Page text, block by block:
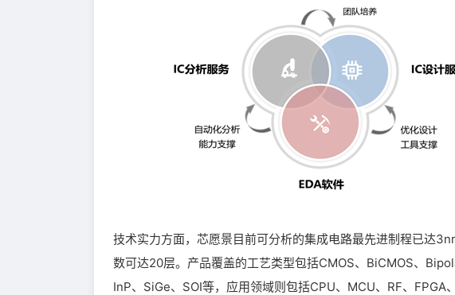
技术实力方面，芯愿景目前可分析的集成电路最先进制程已达
数可达20层。产品覆盖的工艺类型包括CMOS、BiCMOS、
InP、SiGe、SOI等，应用领域则包括CPU、MCU、RF、